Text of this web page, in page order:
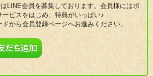
LINE会員を募集しております。会員様にはポ
ービスをはじめ、特典がいっぱい♪
ドから会員登録ページへお進みください。